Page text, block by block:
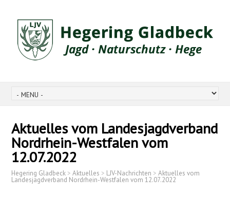
Aktuelles vom Landesjagdverband
Nordrhein-Westfalen vom
12.07.2022
Hegering Gladbeck >Aktuelles > LJV-Nachrichten >Aktuelles vom
Landesjagdverband Nordrhein-Westfalen vom 12.07.2022